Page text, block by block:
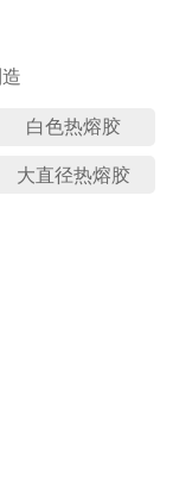
白色热熔
大直径热